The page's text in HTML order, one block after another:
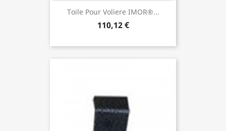
Toile Pour Voliere IMOR®...
110,12 €